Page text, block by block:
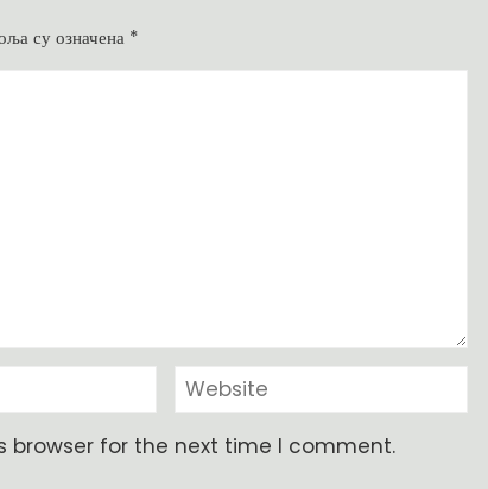
су означена *
browser for the next time I comment.